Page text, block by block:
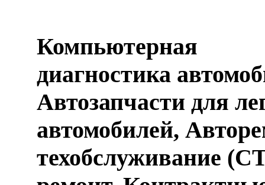
Компьютерная
диагностика
Автозапчасти для
автомобилей,
техобслуживание